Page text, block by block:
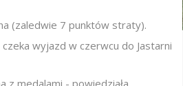
(zaledwie 7 punktów straty).
wyjazd w czerwcu do Jastarni
z medalami - powiedziała